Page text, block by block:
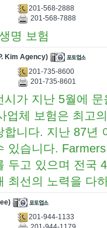
201-568-2888
201-568-7888
명 보험
Kim Agency)
201-735-8600
201-735-8601
가 지난 5월에
업체 보험은 최고
합니다. 지난 87년
있습니다.
두고 있으며 전국
최선의 노력을 다
201-944-1133